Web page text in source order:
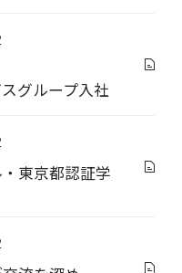
グループ入社
東京都認証学
業もスター